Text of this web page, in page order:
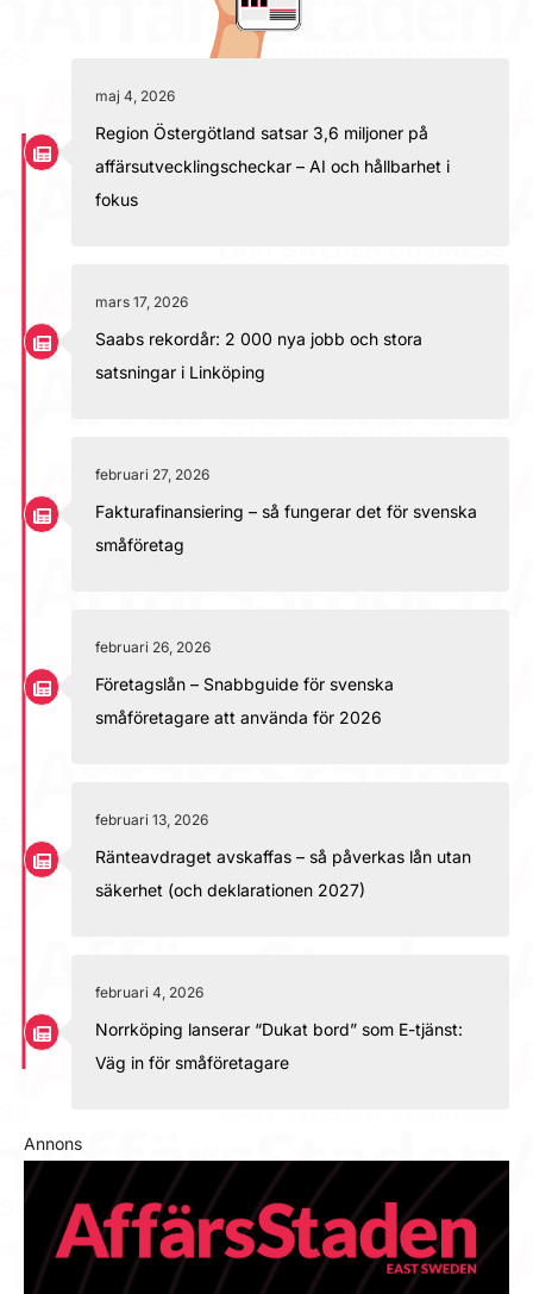
maj 4, 2026
Region Östergötland satsar 3,6 miljoner på
affärsutvecklingscheckar – AI och hållbarhet i
fokus
mars 17, 2026
Saabs rekordår: 2 000 nya jobb och stora
satsningar i Linköping
februari 27, 2026
Fakturafinansiering – så fungerar det för svenska
småföretag
februari 26, 2026
Företagslån – Snabbguide för svenska
småföretagare att använda för 2026
februari 13, 2026
Ränteavdraget avskaffas – så påverkas lån utan
säkerhet (och deklarationen 2027)
februari 4, 2026
Norrköping lanserar “Dukat bord” som E-tjänst:
Väg in för småföretagare
Annons